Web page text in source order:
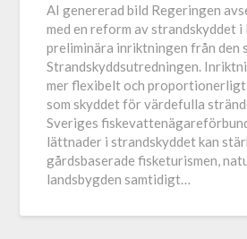
AI genererad bild Regeringen
med en reform av strandskyddet i
preliminära inriktningen från den
Strandskyddsutredningen.
mer flexibelt och
som skyddet för värdefulla
Sveriges
lättnader i strandskyddet kan
gårdsbaserade fisketurismen,
landsbygden samtidigt…